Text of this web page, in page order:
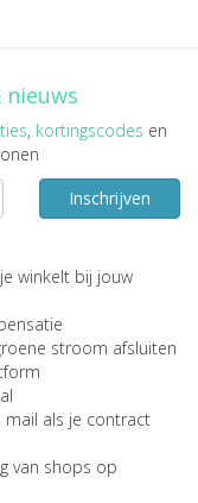
, kortingscodes en
Inschrijven
winkelt bij jouw
stroom afsluiten
mail als je contract
van shops op